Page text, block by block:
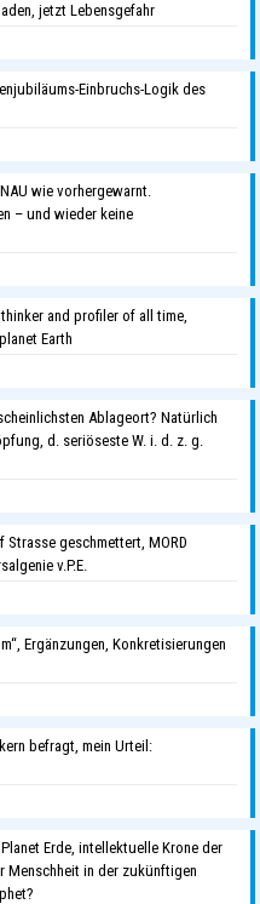
jetzt Lebensgefahr
Einbruchs-Logik des
wie vorhergewarnt.
– und wieder keine
and profiler of all time,
Earth
Ablageort? Natürlich
d. seriöseste W. i. d. z. g.
geschmettert, MORD
v.P.E.
Ergänzungen, Konkretisierungen
befragt, mein Urteil:
Erde, intellektuelle Krone der
Menschheit in der zukünftigen